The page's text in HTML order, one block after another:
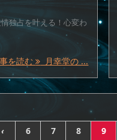
独占を叶える！心変わ
を読む 月幸堂の ...
‹ 6 7 8 9